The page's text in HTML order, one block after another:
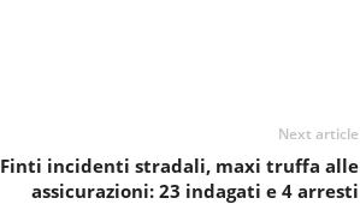
Next article
Finti incidenti stradali, maxi truffa alle
assicurazioni: 23 indagati e 4 arresti